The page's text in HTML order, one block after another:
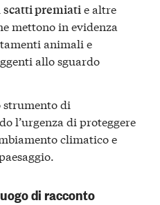
scatti premiatie altre
mettono in evidenza
animali e
allo sguardo
di
l’urgenza di proteggere
climatico e
di racconto